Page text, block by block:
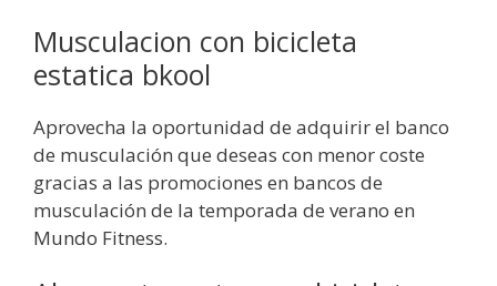
Musculacion con bicicleta
estatica bkool
Aprovecha la oportunidad de adquirir el banco
de musculación que deseas con menor coste
gracias a las promociones en bancos de
musculación de la temporada de verano en
Mundo Fitness.